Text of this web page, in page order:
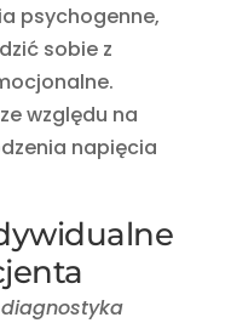
psychogenne,
sobie z
względu na
napięcia
diagnostyka